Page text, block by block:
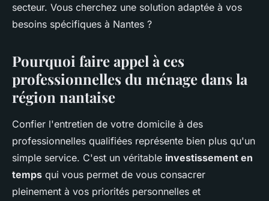
secteur. Vous cherchez une solution adaptée à vos
besoins spécifiques à Nantes ?
Pourquoi faire appel à ces
professionnelles du ménage dans la
région nantaise
Confier l'entretien de votre domicile à des
professionnelles qualifiées représente bien plus qu'un
simple service. C'est un véritable investissement en
temps qui vous permet de vous consacrer
pleinement à vos priorités personnelles et